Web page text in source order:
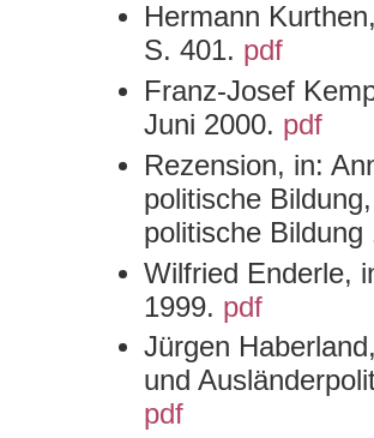
Hermann
S. 401. pdf
Franz-Josef
Juni 2000. pdf
Rezension, in:
politische
politische
Wilfried Enderle,
1999. pdf
Jürgen
und
pdf